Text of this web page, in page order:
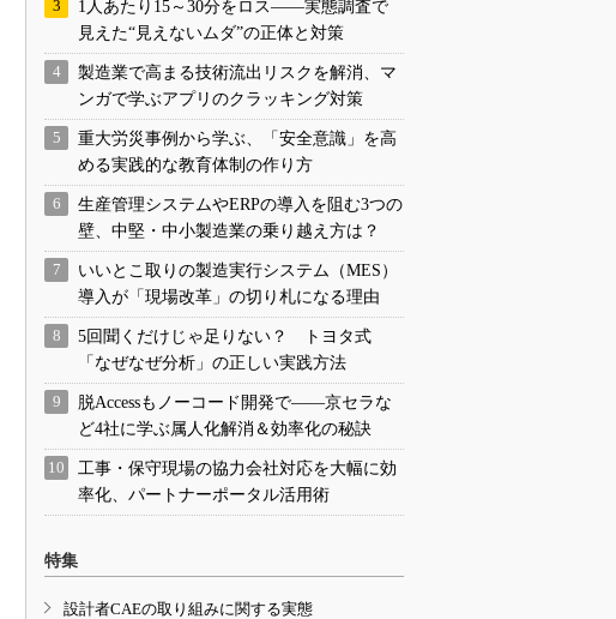
1人あたり15～30分をロス――実態調査で
見えた“見えないムダ”の正体と対策
製造業で高まる技術流出リスクを解消、マ
ンガで学ぶアプリのクラッキング対策
重大労災事例から学ぶ、「安全意識」を高
める実践的な教育体制の作り方
生産管理システムやERPの導入を阻む3つの
壁、中堅・中小製造業の乗り越え方は？
いいとこ取りの製造実行システム（MES）
導入が「現場改革」の切り札になる理由
5回聞くだけじゃ足りない？ トヨタ式
「なぜなぜ分析」の正しい実践方法
脱Accessもノーコード開発で――京セラな
ど4社に学ぶ属人化解消＆効率化の秘訣
工事・保守現場の協力会社対応を大幅に効
率化、パートナーポータル活用術
特集
設計者CAEの取り組みに関する実態